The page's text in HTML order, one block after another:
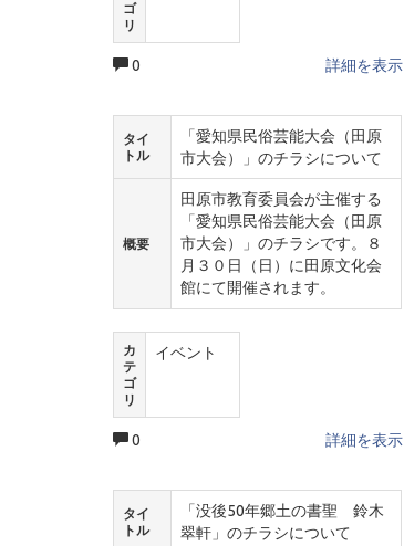
ゴ
リ
0 詳細を表示
タイ
トル
「愛知県民俗芸能大会（田原
市大会）」のチラシについて
概要
田原市教育委員会が主催する
「愛知県民俗芸能大会（田原
市大会）」のチラシです。８
月３０日（日）に田原文化会
館にて開催されます。
カ
テ
ゴ
リ
イベント
0 詳細を表示
タイ
トル
「没後50年郷土の書聖 鈴木
翠軒」のチラシについて